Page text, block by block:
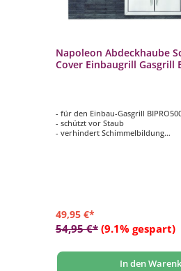
Napoleon Abdeckhaube
Cover Einbaugrill Gasgrill
- für den Einbau-Gasgrill
- schützt vor Staub
- verhindert Schimmelbildung
49,95 €*
54,95 €* (9.1% gespart)
In den